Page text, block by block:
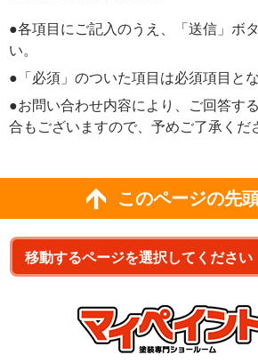
●各項目にご記入のうえ、「送信」ボ
い。
●「必須」のついた項目は必須項目と
●お問い合わせ内容により、ご回答す
合もございますので、予めご了承くだ
このページの先